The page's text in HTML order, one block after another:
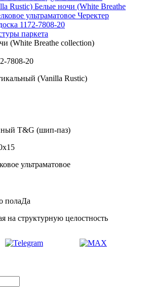
паркета
(White Breathe collection)
7808-20
(Vanilla Rustic)
T&G (шип-паз)
ультраматовое
полаДа
на структурную целостность